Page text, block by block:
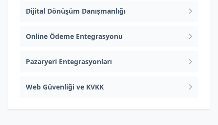
Dijital Dönüşüm Danışmanlığı
Online Ödeme Entegrasyonu
Pazaryeri Entegrasyonları
Web Güvenliği ve KVKK